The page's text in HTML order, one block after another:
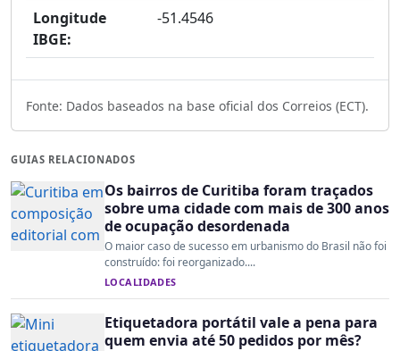
Longitude
IBGE:
-51.4546
Fonte: Dados baseados na base oficial dos Correios (ECT).
GUIAS RELACIONADOS
Os bairros de Curitiba foram traçados
sobre uma cidade com mais de 300 anos
de ocupação desordenada
O maior caso de sucesso em urbanismo do Brasil não foi
construído: foi reorganizado....
LOCALIDADES
Etiquetadora portátil vale a pena para
quem envia até 50 pedidos por mês?